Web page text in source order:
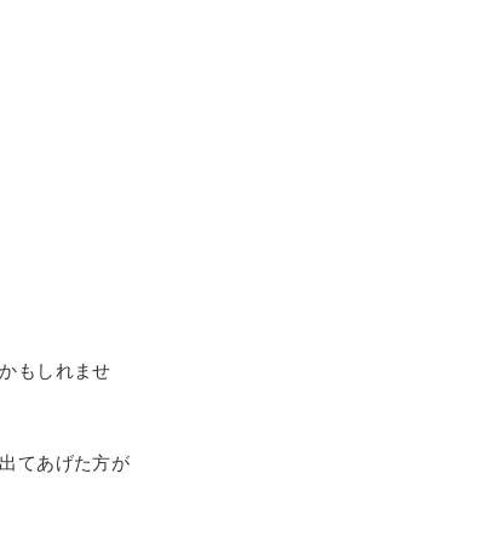
もしれませ
てあげた方が